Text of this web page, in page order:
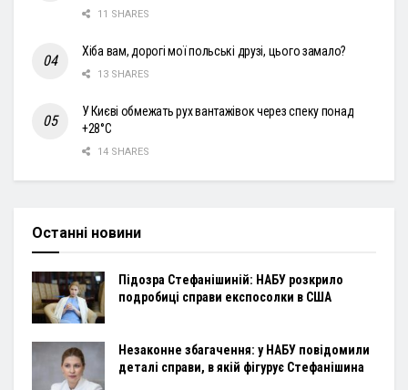
11 SHARES
Хіба вам, дорогі мої польські друзі, цього замало?
13 SHARES
У Києві обмежать рух вантажівок через спеку понад
+28°С
14 SHARES
Останні новини
Підозра Стефанішиній: НАБУ розкрило
подробиці справи експосолки в США
Незаконне збагачення: у НАБУ повідомили
деталі справи, в якій фігурує Стефанішина